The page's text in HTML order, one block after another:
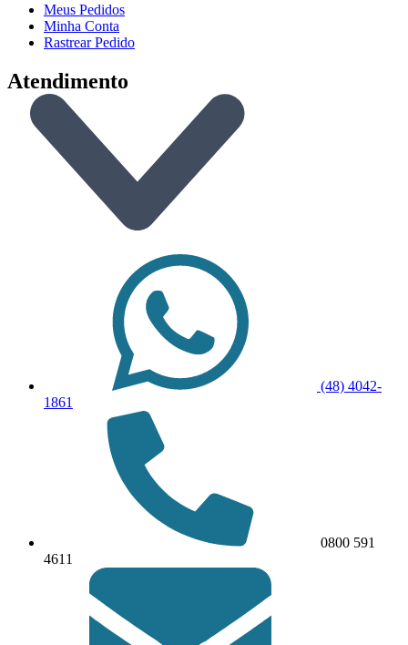
Meus Pedidos
Minha Conta
Rastrear Pedido
Atendimento
(48) 4042-
1861
0800 591
4611